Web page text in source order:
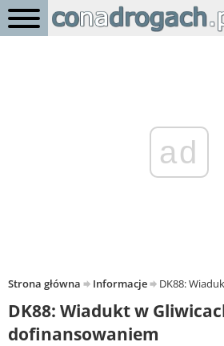
ad
Strona główna Informacje DK88:
DK88: Wiadukt w
dofinansowaniem